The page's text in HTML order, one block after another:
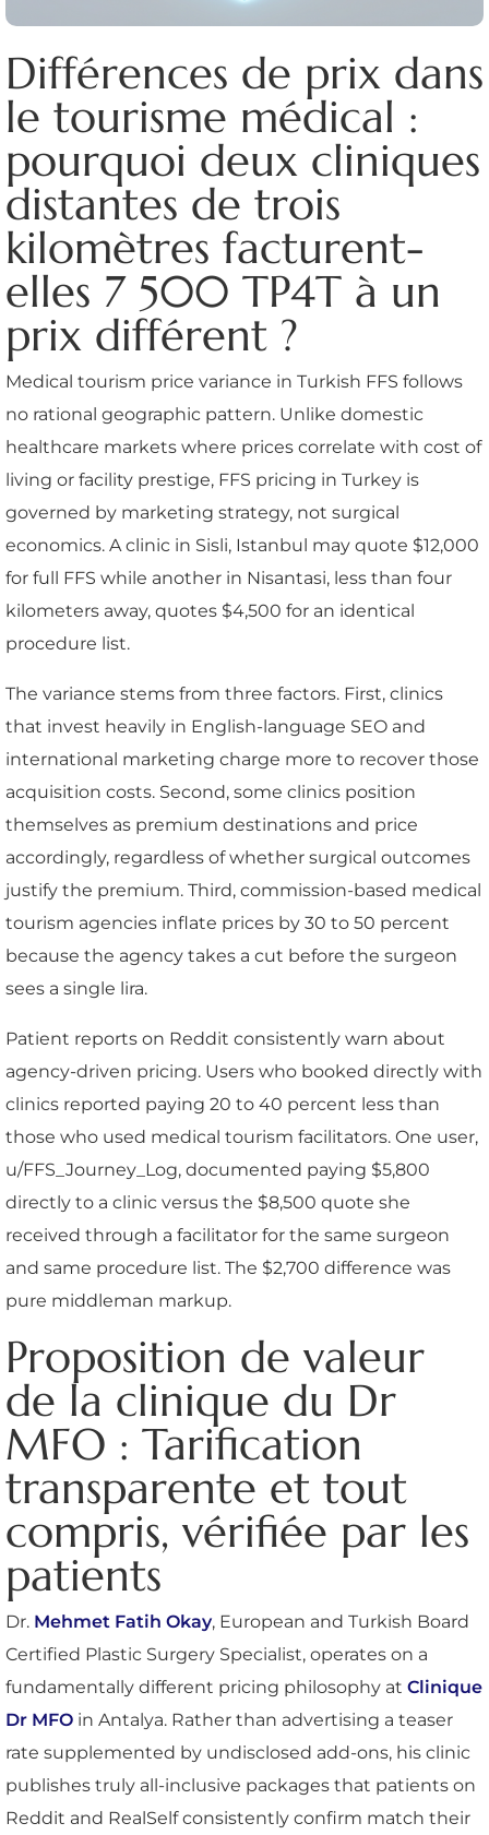
Différences de prix dans
le tourisme médical :
pourquoi deux cliniques
distantes de trois
kilomètres facturent-
elles 7 500 TP4T à un
prix différent ?
Medical tourism price variance in Turkish FFS follows
no rational geographic pattern. Unlike domestic
healthcare markets where prices correlate with cost of
living or facility prestige, FFS pricing in Turkey is
governed by marketing strategy, not surgical
economics. A clinic in Sisli, Istanbul may quote $12,000
for full FFS while another in Nisantasi, less than four
kilometers away, quotes $4,500 for an identical
procedure list.
The variance stems from three factors. First, clinics
that invest heavily in English-language SEO and
international marketing charge more to recover those
acquisition costs. Second, some clinics position
themselves as premium destinations and price
accordingly, regardless of whether surgical outcomes
justify the premium. Third, commission-based medical
tourism agencies inflate prices by 30 to 50 percent
because the agency takes a cut before the surgeon
sees a single lira.
Patient reports on Reddit consistently warn about
agency-driven pricing. Users who booked directly with
clinics reported paying 20 to 40 percent less than
those who used medical tourism facilitators. One user,
u/FFS_Journey_Log, documented paying $5,800
directly to a clinic versus the $8,500 quote she
received through a facilitator for the same surgeon
and same procedure list. The $2,700 difference was
pure middleman markup.
Proposition de valeur
de la clinique du Dr
MFO : Tarification
transparente et tout
compris, vérifiée par les
patients
Dr. Mehmet Fatih Okay, European and Turkish Board
Certified Plastic Surgery Specialist, operates on a
fundamentally different pricing philosophy at Clinique
Dr MFO in Antalya. Rather than advertising a teaser
rate supplemented by undisclosed add-ons, his clinic
publishes truly all-inclusive packages that patients on
Reddit and RealSelf consistently confirm match their